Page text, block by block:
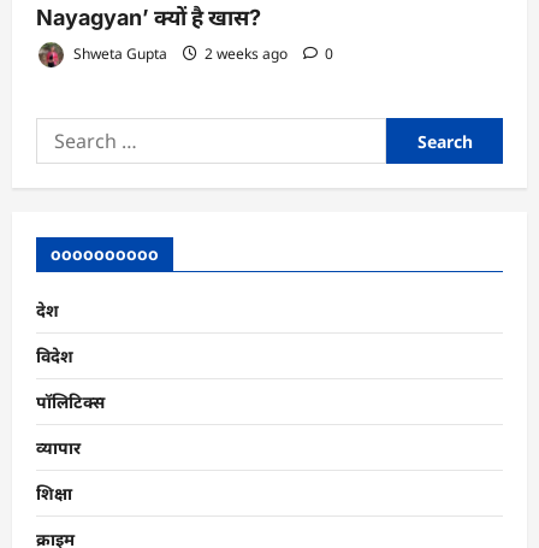
Nayagyan’ क्यों है खास?
Shweta Gupta 2 weeks ago 0
Search
for:
oooooooooo
देश
विदेश
पॉलिटिक्स
व्यापार
शिक्षा
क्राइम